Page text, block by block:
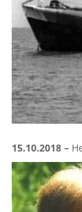
15.10.2018 –